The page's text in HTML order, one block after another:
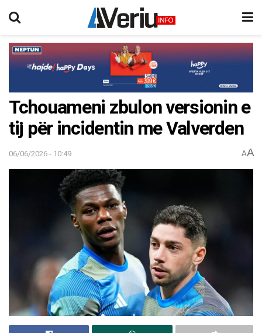
Tchouameni zbulon versionin e
tij për incidentin me Valverden
06/06/2026 - 10:49 AA